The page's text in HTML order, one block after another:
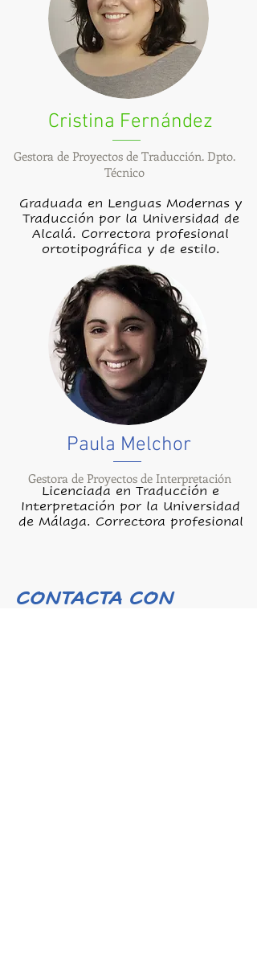
Cristina Fernández
Gestora de Proyectos de Traducción. Dpto.
Técnico
Graduada en Lenguas Modernas y
Traducción por la Universidad de
Alcalá. Correctora profesional
ortotipográfica y de estilo.
Paula Melchor
Gestora de Proyectos de Interpretación
Licenciada en Traducción e
Interpretación por la Universidad
de Málaga. Correctora profesional
CONTACTA CON